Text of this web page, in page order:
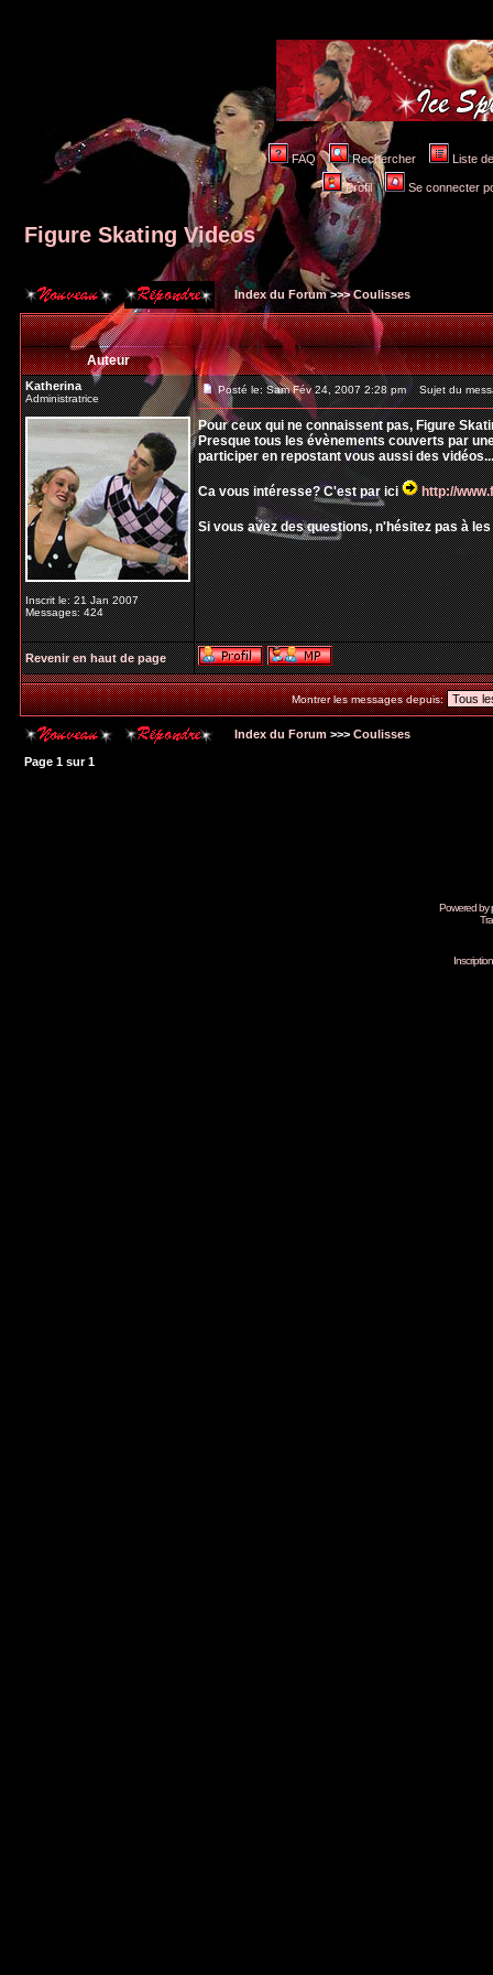
FAQ Rechercher Liste
Profil Se connecter
Figure Skating Videos
Index du Forum>>>Coulisses
Auteur
Katherina
Administratrice
Inscrit le: 21 Jan 2007
Messages: 424
Posté le: Sam Fév 24, 2007 2:28 pm Sujet du
Pour ceux qui ne connaissent pas, Figure
Presque tous les évènements couverts par
participer en repostant vous aussi des vidéos...
Ca vous intéresse? C'est par ici http://
Si vous avez des questions, n'hésitez pas à
Revenir en haut de page
Montrer les messages depuis:
Index du Forum >>> Coulisses
Page 1 sur1
Powered by